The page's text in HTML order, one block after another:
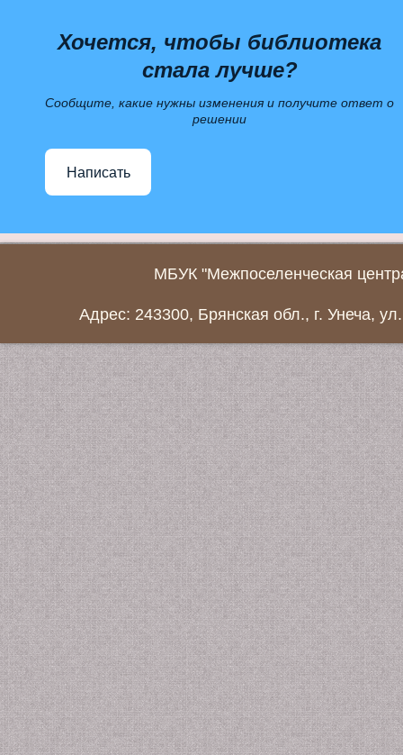
Хочется, чтобы библиотека
стала лучше?
Сообщите, какие нужны изменения и получите ответ о
решении
Написать
МБУК "Межпоселенческая
Адрес: 243300, Брянская обл., г. Унеча,